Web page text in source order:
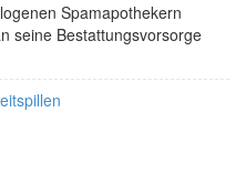
Spamapothekern
seine Bestattungsvorsorge